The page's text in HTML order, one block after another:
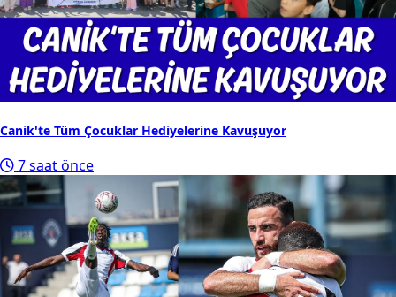
Canik'te Tüm Çocuklar Hediyelerine Kavuşuyor
7 saat önce